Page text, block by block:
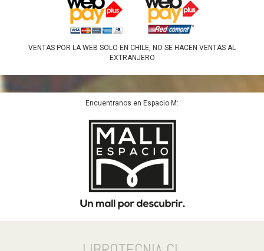
VENTAS POR LA WEB SOLO EN CHILE, NO SE HACEN VENTAS AL
EXTRANJERO
Encuentranos en Espacio M: